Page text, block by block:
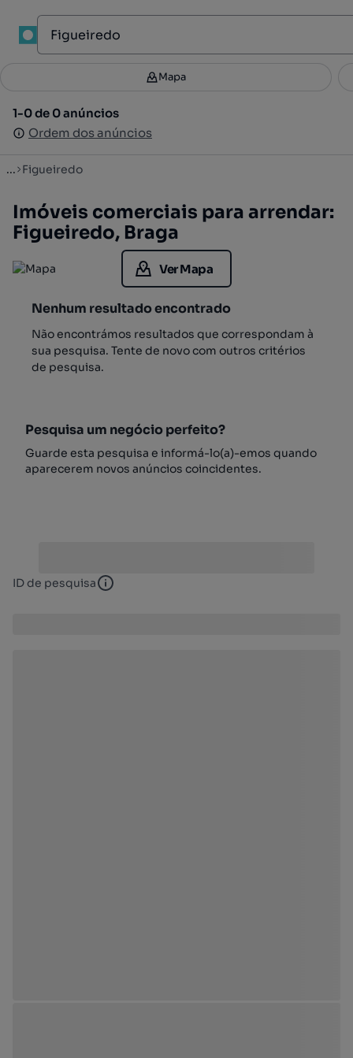
Filtros 3
1-0 de 0 anúncios
Ordem dos anúncios
Mapa
1-0 de 0 anúncios
Ordem dos anúncios
... Figueiredo
Imóveis comerciais para arrendar:
Figueiredo, Braga
Ver Mapa
Nenhum resultado encontrado
Não encontrámos resultados que correspondam à
sua pesquisa. Tente de novo com outros critérios
de pesquisa.
Pesquisa um negócio perfeito?
Guarde esta pesquisa e informá-lo(a)-emos quando
aparecerem novos anúncios coincidentes.
ID de pesquisa ID de pesquisa